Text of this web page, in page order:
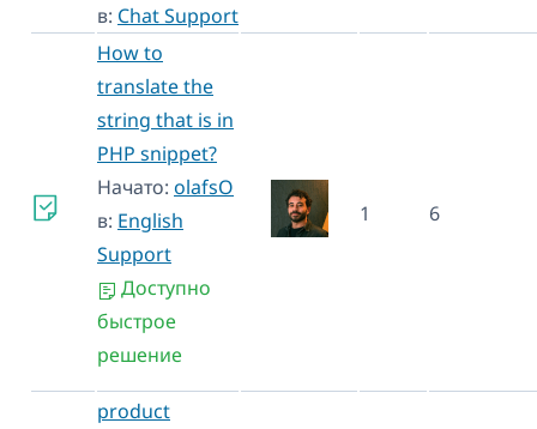
в: Chat Support
How to
translate the
string that is in
PHP snippet?
Начато: olafsO
в: English
Support
Доступно
быстрое
решение
1 6
product